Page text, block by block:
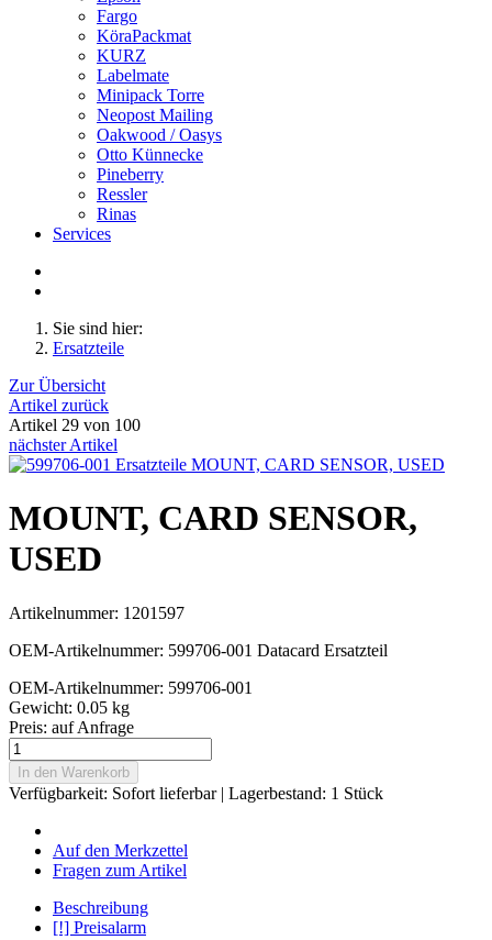
Fargo
KöraPackmat
KURZ
Labelmate
Minipack Torre
Neopost Mailing
Oakwood / Oasys
Otto Künnecke
Pineberry
Ressler
Rinas
Services
Sie sind hier:
Ersatzteile
Zur Übersicht
Artikel zurück
Artikel 29 von 100
nächster Artikel
MOUNT, CARD SENSOR,
USED
Artikelnummer: 1201597
OEM-Artikelnummer: 599706-001 Datacard Ersatzteil
OEM-Artikelnummer: 599706-001
Gewicht: 0.05 kg
Preis: auf Anfrage
In den Warenkorb
Verfügbarkeit: Sofort lieferbar | Lagerbestand: 1 Stück
Auf den Merkzettel
Fragen zum Artikel
Beschreibung
[!] Preisalarm